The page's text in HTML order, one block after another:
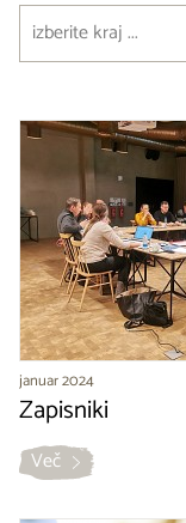
januar 2024
Zapisniki
Več